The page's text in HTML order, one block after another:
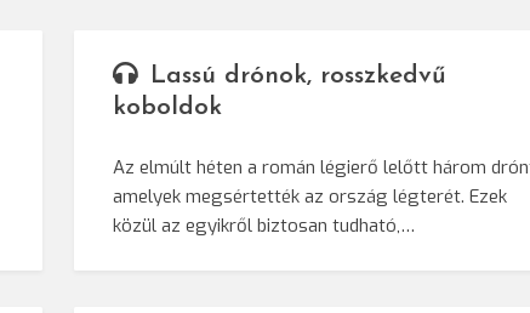
Lassú drónok, rosszkedvű
koboldok
Az elmúlt héten a román légierő lelőtt három
amelyek megsértették az ország légterét. Ezek
közül az egyikről biztosan tudható,…